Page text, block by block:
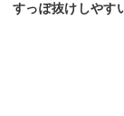
すっぽ抜けしやす